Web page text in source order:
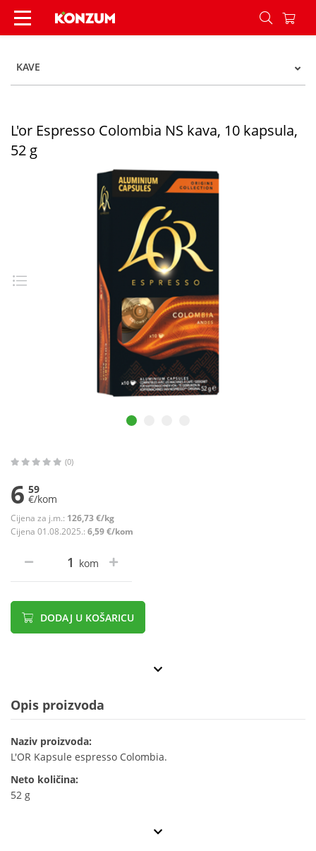
L'or Espresso Colombia NS kava, 10 kapsula, 52
KAVE
L'or Espresso Colombia NS kava, 10 kapsula,
52 g
(0)
6 59
€/kom
Cijena za j.m.: 126,73 €/kg
Cijena 01.08.2025.: 6,59 €/kom
kom
DODAJ U KOŠARICU
Opis proizvoda
Naziv proizvoda:
L'OR Kapsule espresso Colombia.
Neto količina:
52 g